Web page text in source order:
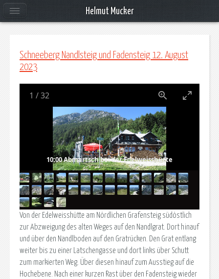
Schneeberg Nandlsteig und Fadensteig 12. August
2023
10:00 Abmartsch bei der Edelweisshütte
1 /32
Von der Edelweisshütte am Nördlichen Grafensteig südöstlich
zur Abzweigung des alten Weges auf den Nandlgrat. Dort hinauf
und über den Nandlboden auf den Gratrücken. Den Grat entlang
weiter bis zu einer Latschengasse und dort links über Schutt
zum markierten Weg. Über diesen hinauf zum Ausstieg auf die
Hochebene. Nach einer kurzen Rast über den Fadensteig wieder
Helmut Mucker